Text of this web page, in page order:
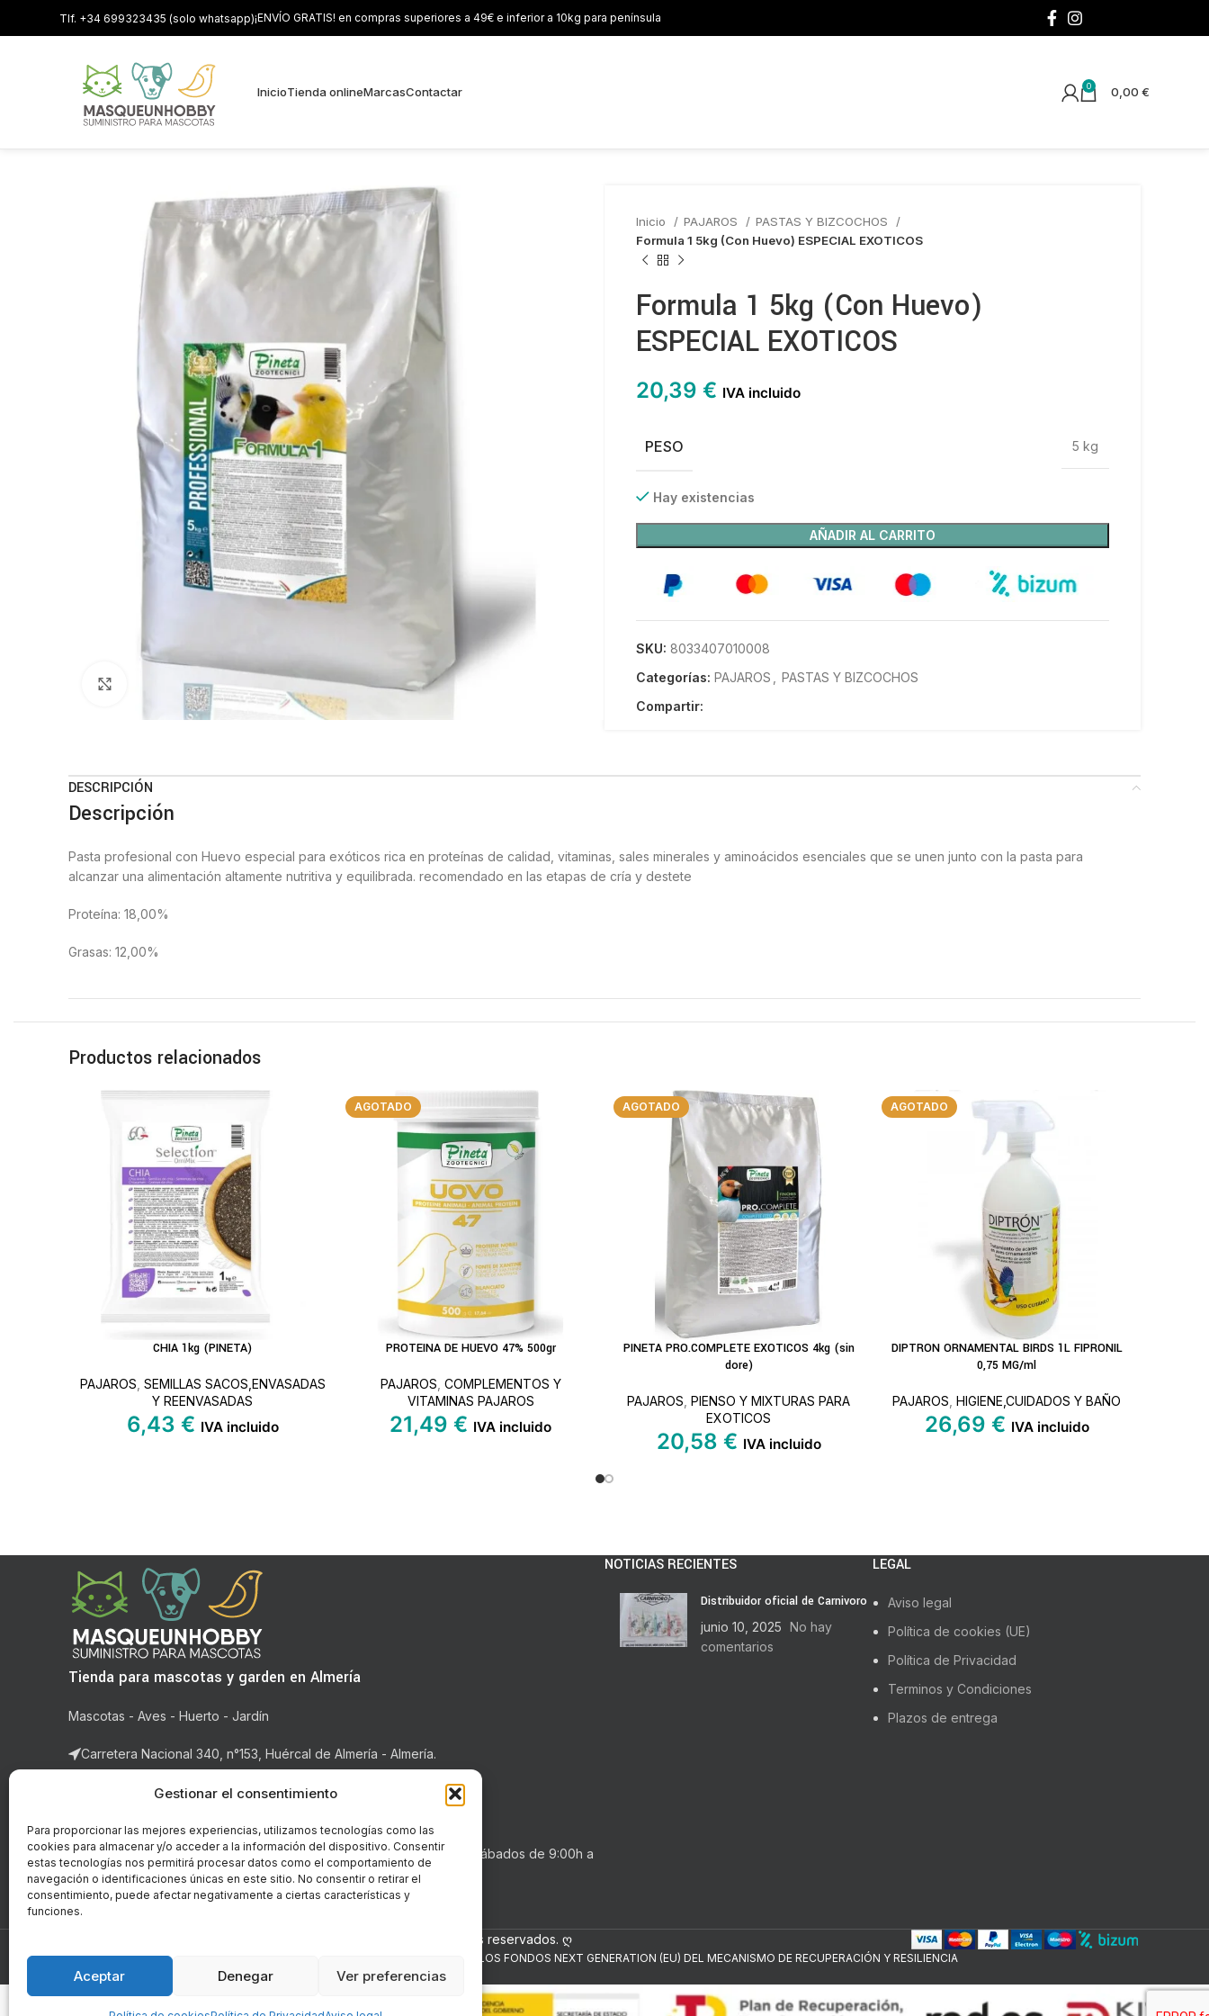
Gestionar el consentimiento
Para proporcionar las mejores experiencias, utilizamos tecnologías como las
cookies para almacenar y/o acceder a la información del dispositivo. Consentir
estas tecnologías nos permitirá procesar datos como el comportamiento de
navegación o identificaciones únicas en este sitio. No consentir o retirar el
consentimiento, puede afectar negativamente a ciertas características y
funciones.
Aceptar Denegar Ver preferencias
Tlf. +34 699323435 (solo whatsapp)¡ENVÍO GRATIS! en compras superiores a 49€ e inferior a 10kg para península
InicioTienda onlineMarcasContactar 0 0,00 €
Haga clic para ampliar
Inicio PAJAROS
PASTAS Y BIZCOCHOS
Formula 1 5kg (Con Huevo) ESPECIAL EXOTICOS
Formula 1 5kg (Con Huevo)
ESPECIAL EXOTICOS
20,39 € IVA incluido
PESO 5 kg
Hay existencias
AÑADIR AL CARRITO
SKU: 8033407010008
Categorías: PAJAROS
PASTAS Y BIZCOCHOS
Compartir:
DESCRIPCIÓN
Descripción
Pasta profesional con Huevo especial para exóticos rica en proteínas de calidad, vitaminas, sales minerales y aminoácidos esenciales que se unen junto con la pasta para
alcanzar una alimentación altamente nutritiva y equilibrada. recomendado en las etapas de cría y destete
Proteína: 18,00%
Grasas: 12,00%
Productos relacionados
AÑADIR AL CARRITOCHIA 1kg (PINETA)
PAJAROS SEMILLAS SACOS,ENVASADAS
Y REENVASADAS
6,43 € IVA incluido
AGOTADO
LEER MÁSPROTEINA DE HUEVO 47% 500gr
PAJAROS COMPLEMENTOS Y
VITAMINAS PAJAROS
21,49 € IVA incluido
AGOTADO
LEER MÁS
PINETA PRO.COMPLETE EXOTICOS 4kg (sin
dore)
PAJAROS PIENSO Y MIXTURAS PARA
EXOTICOS
20,58 € IVA incluido
AGOTADO
LEER MÁS
DIPTRON ORNAMENTAL BIRDS 1L FIPRONIL
0,75 MG/ml
PAJAROS HIGIENE,CUIDADOS Y BAÑO
26,69 € IVA incluido
Tienda para mascotas y garden en Almería
Mascotas - Aves - Huerto - Jardín
Carretera Nacional 340, n°153, Huércal de Almería - Almería.
Correo: ventas@masqueunhobby.com
Horario: de lunes a viernes de 9:00h. a 14h y de 16:30h a 20:30h . Sábados de 9:00h a
14:00h.
NOTICIAS RECIENTES
Distribuidor oficial de Carnivoro
junio 10, 2025 No hay
comentarios
LEGAL
Aviso legal
Política de cookies (UE)
Política de Privacidad
Terminos y Condiciones
Plazos de entrega
© Copyright - 2018-2026 masqueunhobby.com. - Todos los derechos reservados. ღ
PROGRAMA KIT DIGITAL FINANCIADO POR LOS FONDOS NEXT GENERATION (EU) DEL MECANISMO DE RECUPERACIÓN Y RESILIENCIA